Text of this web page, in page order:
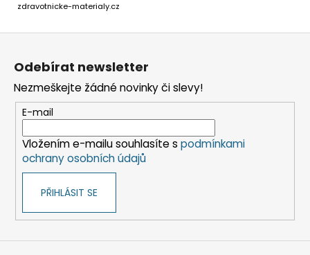
zdravotnicke-materialy.cz
Z
Odebírat newsletter
Nezmeškejte žádné novinky či slevy!
E-mail
Vložením e-mailu souhlasíte s podmínkami
ochrany osobních údajů
PŘIHLÁSIT SE